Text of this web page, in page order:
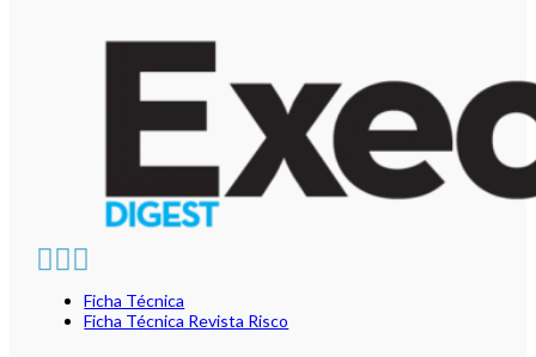
Ficha Técnica
Ficha Técnica Revista Risco